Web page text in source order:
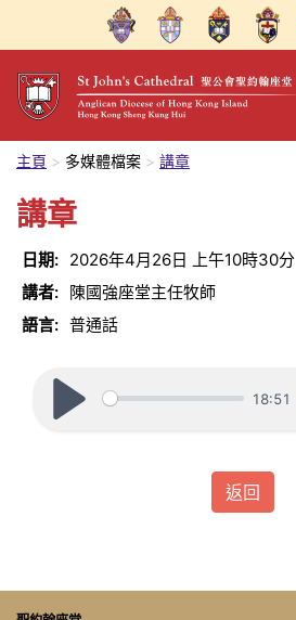
主頁 多媒體檔案 講章
講章
日期: 2026年4月26日
上午10時30分
講者: 陳國強座堂主任牧師
語言: 普通話
18:51
返回